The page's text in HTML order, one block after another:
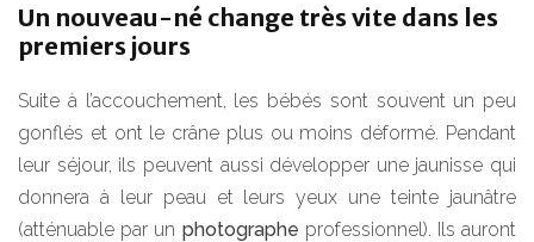
Un nouveau-né change très vite dans les
premiers jours
Suite à l’accouchement, les bébés sont souvent un peu
gonflés et ont le crâne plus ou moins déformé. Pendant
leur séjour, ils peuvent aussi développer une jaunisse qui
donnera à leur peau et leurs yeux une teinte jaunâtre
(atténuable par un photographe professionnel). Ils auront